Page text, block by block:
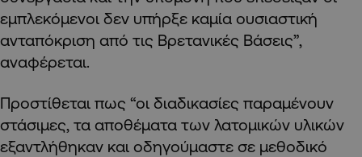
εμπλεκόμενοι δεν υπήρξε καμία ουσιαστική
ανταπόκριση από τις Βρετανικές Βάσεις”,
αναφέρεται.
Προστίθεται πως “οι διαδικασίες παραμένουν
στάσιμες, τα αποθέματα των λατομικών υλικών
εξαντλήθηκαν και οδηγούμαστε σε μεθοδικό